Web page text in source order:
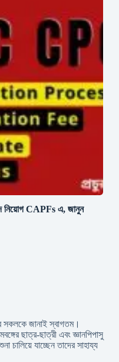
নিয়োগ CAPFs এ, জানুন
জানাই স্বাগতম।
ছাত্র-ছাত্রী এবং জ্ঞানপিপাসু
চালিয়ে যাচ্ছেন তাদের সাহায্য